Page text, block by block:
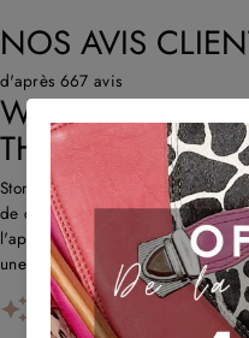
NOS AVIS
d'après 667 avis
WHAT
THE STORE
Store propose des sacs en cuir
de qualité et une livraison
l'approche écologique et le
une forte odeur de cuir au début
AI-GENERATED FROM